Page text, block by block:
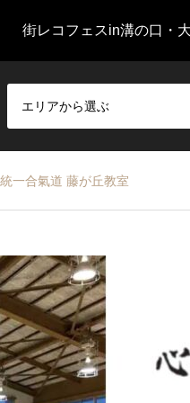
街レコフェスin溝の口・
エリアから選ぶ
一合氣道 藤が丘教室